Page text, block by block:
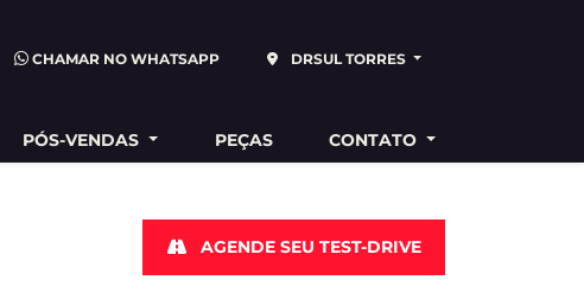
DRSUL TORRES
CHAMAR NO WHATSAPP
PÓS-VENDAS PEÇAS CONTATO
AGENDE SEU TEST-DRIVE